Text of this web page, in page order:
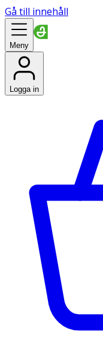
Gå till innehåll
Meny
Logga in